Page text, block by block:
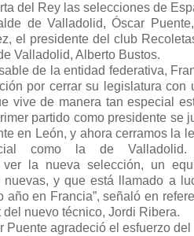
del Rey las selecciones de
de Valladolid, Óscar
el presidente del club
Valladolid, Alberto Bustos.
de la entidad federativa,
por cerrar su legislatura con
vive de manera tan especial
partido como presidente se
en León, y ahora cerramos la
como la de Valladolid.
ver la nueva selección, un
y que está llamado a
año en Francia”, señaló en
nuevo técnico, Jordi Ribera.
Puente agradeció el esfuerzo